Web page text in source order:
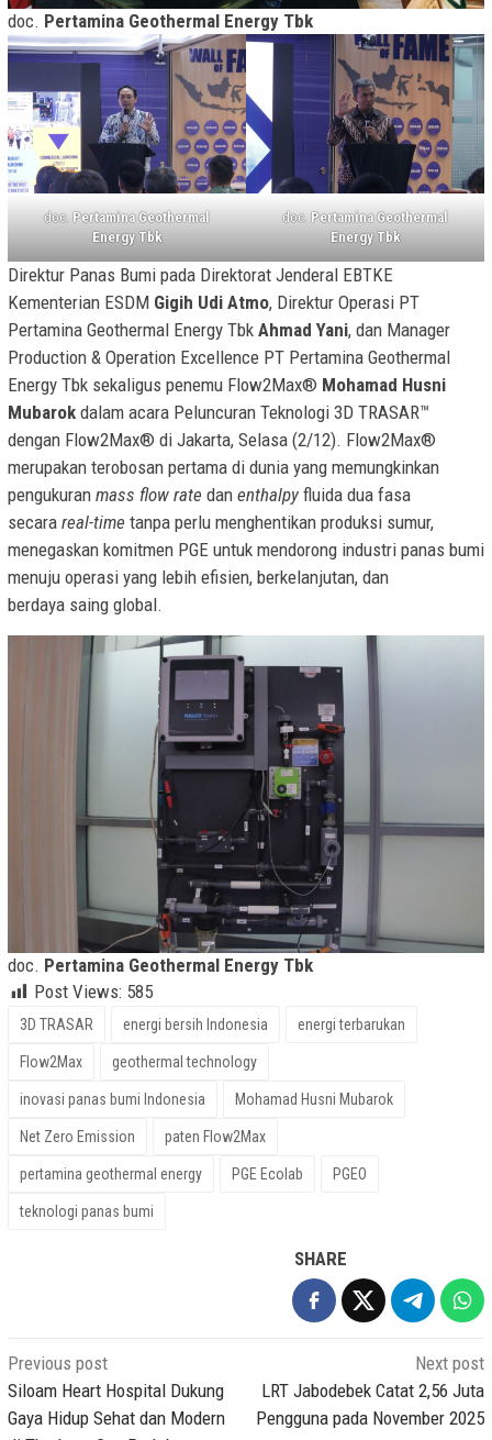
doc. Pertamina Geothermal Energy Tbk
doc. Pertamina Geothermal
Energy Tbk
doc. Pertamina Geothermal
Energy Tbk
Direktur Panas Bumi pada Direktorat Jenderal EBTKE
Kementerian ESDM Gigih Udi Atmo, Direktur Operasi PT
Pertamina Geothermal Energy Tbk Ahmad Yani, dan Manager
Production & Operation Excellence PT Pertamina Geothermal
Energy Tbk sekaligus penemu Flow2Max® Mohamad Husni
Mubarok dalam acara Peluncuran Teknologi 3D TRASAR™
dengan Flow2Max® di Jakarta, Selasa (2/12). Flow2Max®
merupakan terobosan pertama di dunia yang memungkinkan
pengukuran mass flow rate dan enthalpy fluida dua fasa
secara real-time tanpa perlu menghentikan produksi sumur,
menegaskan komitmen PGE untuk mendorong industri panas bumi
menuju operasi yang lebih efisien, berkelanjutan, dan
berdaya saing global.
doc. Pertamina Geothermal Energy Tbk
Post Views: 585
3D TRASAR energi bersih Indonesia energi terbarukan
Flow2Max geothermal technology
inovasi panas bumi Indonesia Mohamad Husni Mubarok
Net Zero Emission paten Flow2Max
pertamina geothermal energy PGE Ecolab PGEO
teknologi panas bumi
SHARE
Post
navigation
Previous post
Siloam Heart Hospital Dukung
Gaya Hidup Sehat dan Modern
Next post
LRT Jabodebek Catat 2,56 Juta
Pengguna pada November 2025